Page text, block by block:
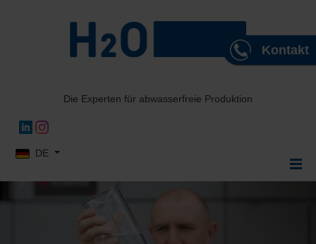
Kontakt
Die Experten für abwasserfreie Produktion
Sprache auswählen
DE